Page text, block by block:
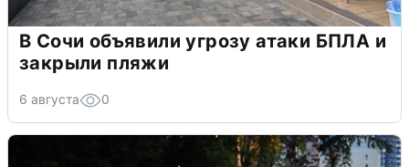
В Сочи объявили угрозу атаки БПЛА и
закрыли пляжи
6 августа 0